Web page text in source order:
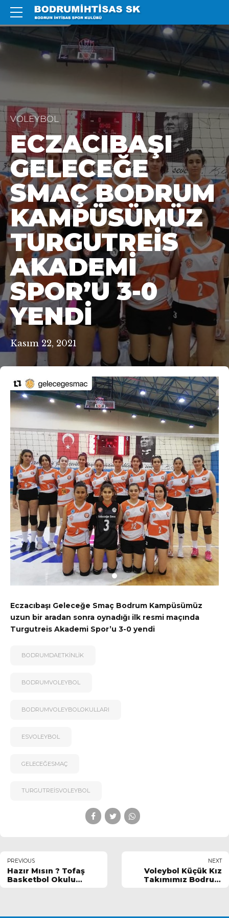
VOLEYBOL
ECZACIBAŞI
GELECEĞE
SMAÇ BODRUM
KAMPÜSÜMÜZ
TURGUTREIS
AKADEMI
SPOR’U 3-0
YENDI
Kasım 22, 2021
Eczacıbaşı Geleceğe Smaç Bodrum Kampüsümüz
uzun bir aradan sonra oynadığı ilk resmi maçında
Turgutreis Akademi Spor’u 3-0 yendi
BODRUMDAETKINLIK
BODRUMVOLEYBOL
BODRUMVOLEYBOLOKULLARI
ESVOLEYBOL
GELECEĞESMAÇ
TURGUTREISVOLEYBOL
PREVIOUS
Hazır Mısın ? Tofaş
Basketbol Okulu
NEXT
Voleybol Küçük Kız
Takımımız Bodrum